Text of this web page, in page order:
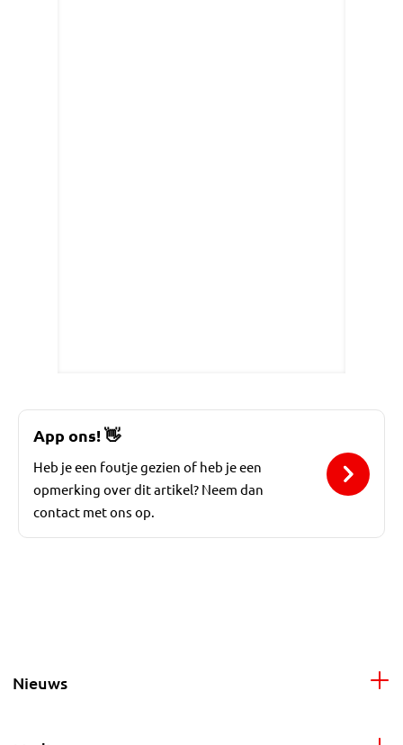
App ons!👋
Heb je een foutje gezien of heb je een
opmerking over dit artikel? Neem dan
contact met ons op.
Nieuws